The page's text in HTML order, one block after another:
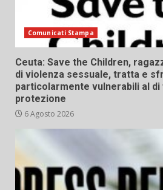
Comunicati Stampa
Ceuta: Save the Children,
di violenza sessuale, tratta e
particolarmente vulnerabili al
protezione
6 Agosto 2026